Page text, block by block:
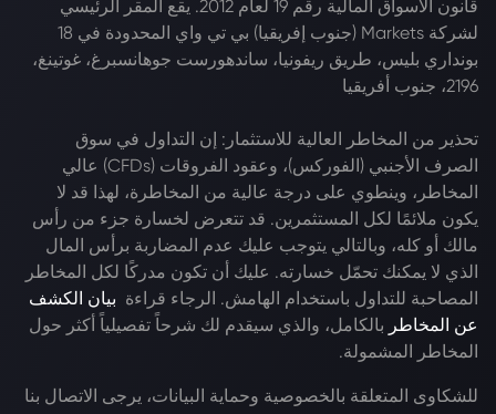
قانون الأسواق المالية رقم 19 لعام 2012. يقع المقر الرئيسي
لشركة Markets (جنوب إفريقيا) بي تي واي المحدودة في 18
بونداري بليس، طريق ريفونيا، ساندهورست جوهانسبرغ، غوتينغ،
2196، جنوب أفريقيا
تحذير من المخاطر العالية للاستثمار: إن التداول في سوق
الصرف الأجنبي (الفوركس)، وعقود الفروقات (CFDs) عالي
المخاطر، وينطوي على درجة عالية من المخاطرة، لهذا قد لا
يكون ملائمًا لكل المستثمرين. قد تتعرض لخسارة جزء من رأس
مالك أو كله، وبالتالي يتوجب عليك عدم المضاربة برأس المال
الذي لا يمكنك تحمّل خسارته. عليك أن تكون مدركًا لكل المخاطر
المصاحبة للتداول باستخدام الهامش. الرجاء قراءة بيان الكشف
عن المخاطر بالكامل، والذي سيقدم لك شرحاً تفصيلياً أكثر حول
المخاطر المشمولة.
للشكاوى المتعلقة بالخصوصية وحماية البيانات، يرجى الاتصال بنا